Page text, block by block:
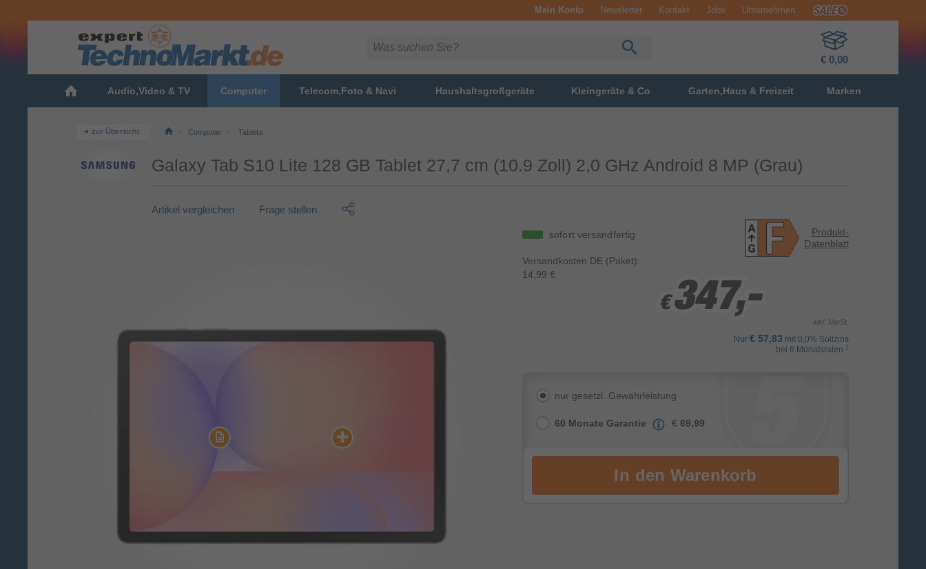
Mein Konto Newsletter Kontakt Jobs Unternehmen
€ 0,00
Audio,Video & TV Computer Telecom,Foto & Navi Haushaltsgroßgeräte Kleingeräte & Co Garten,Haus & Freizeit Marken
zur Übersicht Computer Tablets
Galaxy Tab S10 Lite 128 GB Tablet 27,7 cm (10.9 Zoll) 2,0 GHz Android 8 MP (Grau)
Artikel vergleichen Frage stellen
sofort versandfertig
Versandkosten DE (Paket):
14,99 €
Produkt-
Datenblatt
€347,-
€347,-
€347,-
inkl. MwSt.
Nur € 57,83 mit 0,0% Sollzins
bei 6 Monatsraten 1
nur gesetzl. Gewährleistung
60 Monate Garantie € 69,99